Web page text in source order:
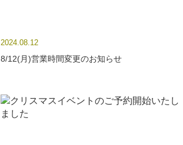
2024.08.12
8/12(月)営業時間変更のお知らせ